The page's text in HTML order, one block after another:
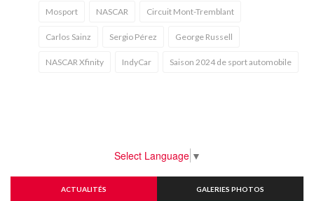
Mosport NASCAR Circuit Mont-Tremblant
Carlos Sainz Sergio Pérez George Russell
NASCAR Xfinity IndyCar Saison 2024 de sport automobile
Select Language ▼
ACTUALITÉS GALERIES PHOTOS